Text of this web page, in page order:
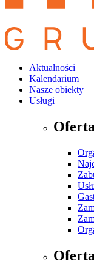
Aktualności
Kalendarium
Nasze obiekty
Usługi
Oferta
Oferta